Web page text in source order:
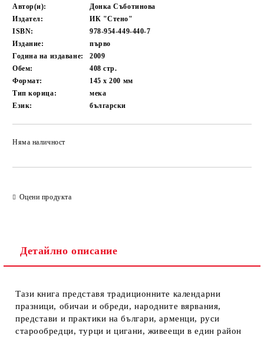
Автор(и):
Донка Съботинова
Издател:
ИК "Стено"
ISBN:
978-954-449-440-7
Издание:
първо
Година на издаване:
2009
Обем:
408стр.
Формат:
145 x 200 мм
Тип корица:
мека
Език:
български
Няма наличност
Оцени продукта
Детайлно описание
Тази книга представя традиционните календарни
празници, обичаи и обреди, народните вярвания,
представи и практики на българи, арменци, руси
старообредци, турци и цигани, живеещи в един район